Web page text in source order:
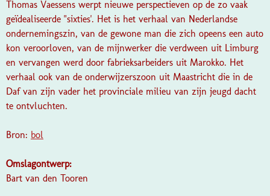
Thomas Vaessens werpt nieuwe perspectieven op de zo vaak
geïdealiseerde "sixties'. Het is het verhaal van Nederlandse
ondernemingszin, van de gewone man die zich opeens een auto
kon veroorloven, van de mijnwerker die verdween uit Limburg
en vervangen werd door fabrieksarbeiders uit Marokko. Het
verhaal ook van de onderwijzerszoon uit Maastricht die in de
Daf van zijn vader het provinciale milieu van zijn jeugd dacht
te ontvluchten.
Bron: bol
Omslagontwerp:
Bart van den Tooren